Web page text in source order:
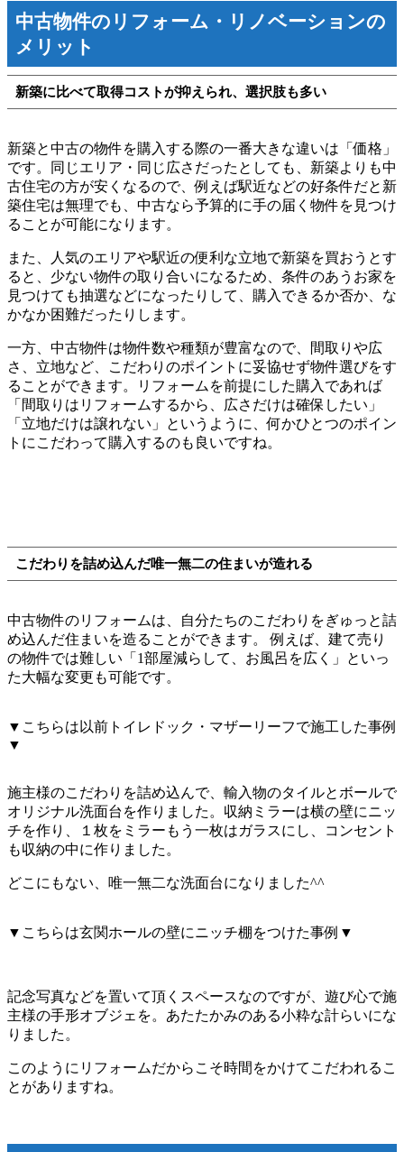
中古物件のリフォーム・リノベーションの
メリット
新築に比べて取得コストが抑えられ、選択肢も多い
新築と中古の物件を購入する際の一番大きな違いは「価格」
です。同じエリア・同じ広さだったとしても、新築よりも中
古住宅の方が安くなるので、例えば駅近などの好条件だと新
築住宅は無理でも、中古なら予算的に手の届く物件を見つけ
ることが可能になります。
また、人気のエリアや駅近の便利な立地で新築を買おうとす
ると、少ない物件の取り合いになるため、条件のあうお家を
見つけても抽選などになったりして、購入できるか否か、な
かなか困難だったりします。
一方、中古物件は物件数や種類が豊富なので、間取りや広
さ、立地など、こだわりのポイントに妥協せず物件選びをす
ることができます。リフォームを前提にした購入であれば
「間取りはリフォームするから、広さだけは確保したい」
「立地だけは譲れない」というように、何かひとつのポイン
トにこだわって購入するのも良いですね。
こだわりを詰め込んだ唯一無二の住まいが造れる
中古物件のリフォームは、自分たちのこだわりをぎゅっと詰
め込んだ住まいを造ることができます。 例えば、建て売り
の物件では難しい「1部屋減らして、お風呂を広く」といっ
た大幅な変更も可能です。
▼こちらは以前トイレドック・マザーリーフで施工した事例
▼
施主様のこだわりを詰め込んで、輸入物のタイルとボールで
オリジナル洗面台を作りました。収納ミラーは横の壁にニッ
チを作り、１枚をミラーもう一枚はガラスにし、コンセント
も収納の中に作りました。
どこにもない、唯一無二な洗面台になりました^^
▼こちらは玄関ホールの壁にニッチ棚をつけた事例▼
記念写真などを置いて頂くスペースなのですが、遊び心で施
主様の手形オブジェを。あたたかみのある小粋な計らいにな
りました。
このようにリフォームだからこそ時間をかけてこだわれるこ
とがありますね。